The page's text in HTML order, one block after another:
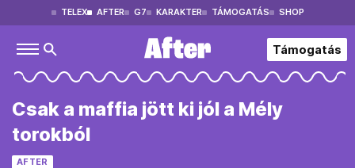
TELEX AFTER G7 KARAKTER TÁMOGATÁS SHOP
Támogatás
Csak a maffia jött ki jól a Mély
torokból
AFTER